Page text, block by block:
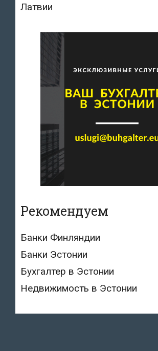
Латвии
Рекомендуем
Банки Финляндии
Банки Эстонии
Бухгалтер в Эстонии
Недвижимость в Эстонии